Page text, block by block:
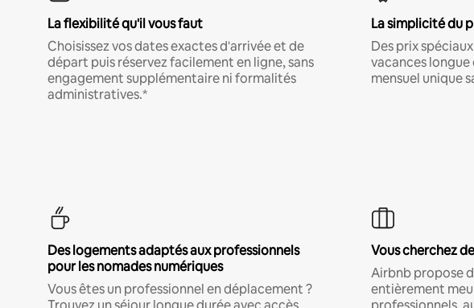
La flexibilité qu'il vous faut
Choisissez vos dates exactes d'arrivée et de
départ puis réservez facilement en ligne, sans
engagement supplémentaire ni formalités
administratives.*
La simplicité du
Des prix
vacances
mensuel unique
Des logements adaptés aux professionnels
pour les nomades numériques
Vous êtes un professionnel en déplacement ?
Vous cherchez
Airbnb propose
entièrement